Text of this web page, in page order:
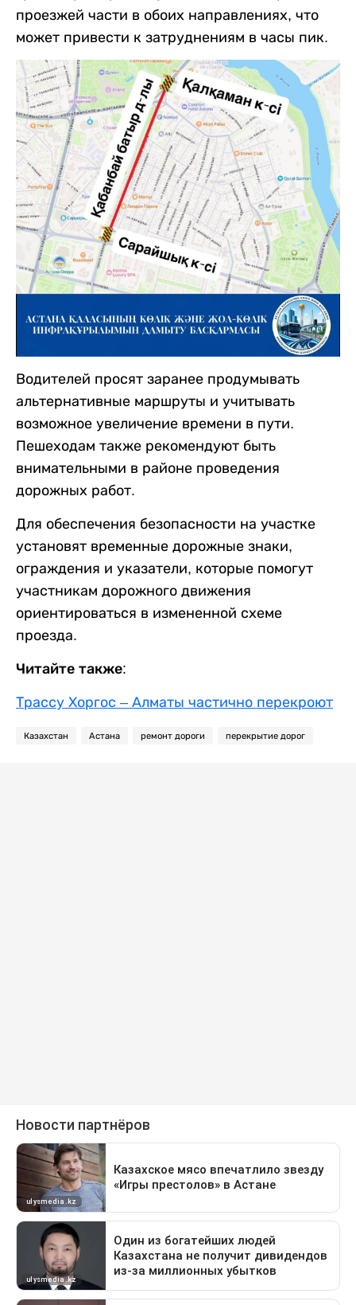
проезжей части в обоих направлениях, что
может привести к затруднениям в часы пик.
Водителей просят заранее продумывать
альтернативные маршруты и учитывать
возможное увеличение времени в пути.
Пешеходам также рекомендуют быть
внимательными в районе проведения
дорожных работ.
Для обеспечения безопасности на участке
установят временные дорожные знаки,
ограждения и указатели, которые помогут
участникам дорожного движения
ориентироваться в измененной схеме
проезда.
Читайте также:
Трассу Хоргос – Алматы частично перекроют
Казахстан Астана ремонт дороги перекрытие дорог